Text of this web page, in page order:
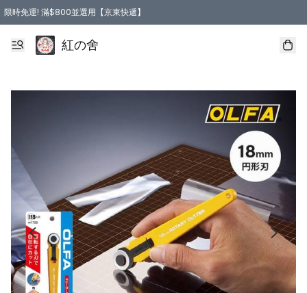
限時免運! 滿$800並選用【京東快遞】
紅の舍